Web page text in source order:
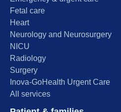
Fetal care
Heart
Neurology and Neurosurgery
NICU
Radiology
Surgery
Inova-GoHealth Urgent Care
All services